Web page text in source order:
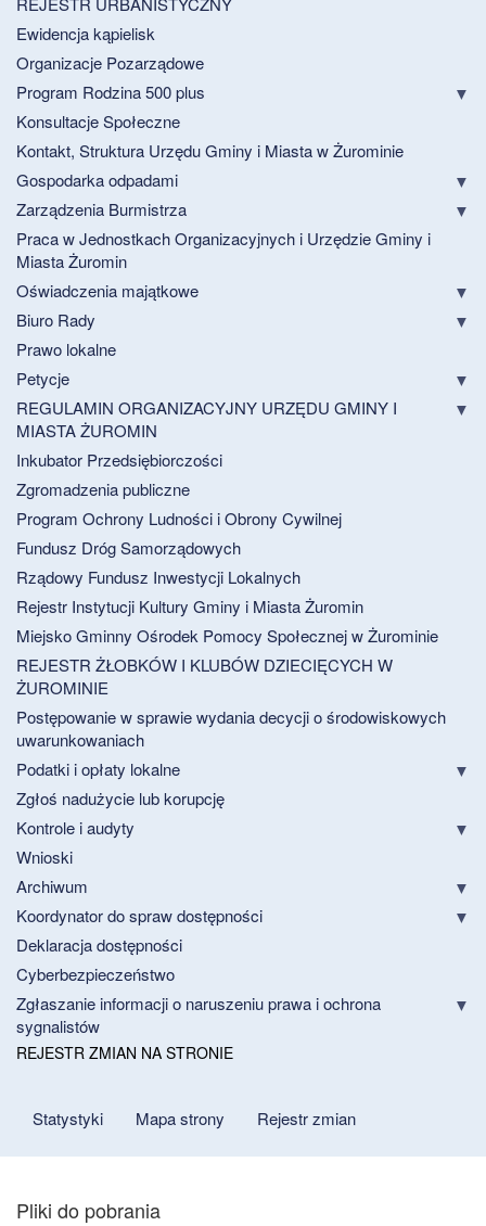
Ewidencja kąpielisk
Organizacje Pozarządowe
Program Rodzina 500 plus
Konsultacje Społeczne
Kontakt, Struktura Urzędu Gminy i Miasta w Żurominie
Gospodarka odpadami
Zarządzenia Burmistrza
Praca w Jednostkach Organizacyjnych i Urzędzie Gminy i
Miasta Żuromin
Oświadczenia majątkowe
Biuro Rady
Prawo lokalne
Petycje
REGULAMIN ORGANIZACYJNY URZĘDU GMINY I
MIASTA ŻUROMIN
Inkubator Przedsiębiorczości
Zgromadzenia publiczne
Program Ochrony Ludności i Obrony Cywilnej
Fundusz Dróg Samorządowych
Rządowy Fundusz Inwestycji Lokalnych
Rejestr Instytucji Kultury Gminy i Miasta Żuromin
Miejsko Gminny Ośrodek Pomocy Społecznej w Żurominie
REJESTR ŻŁOBKÓW I KLUBÓW DZIECIĘCYCH W
ŻUROMINIE
Postępowanie w sprawie wydania decycji o środowiskowych
uwarunkowaniach
Podatki i opłaty lokalne
Zgłoś nadużycie lub korupcję
Kontrole i audyty
Wnioski
Archiwum
Koordynator do spraw dostępności
Deklaracja dostępności
Cyberbezpieczeństwo
Zgłaszanie informacji o naruszeniu prawa i ochrona
sygnalistów
REJESTR ZMIAN NA STRONIE
Statystyki Mapa strony Rejestr zmian